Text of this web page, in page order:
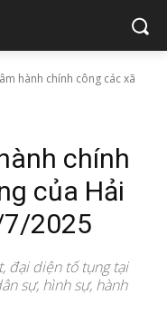
hành chính công các xã
chính
của Hải
2025
đại diện tố tụng tại
sự, hình sự, hành